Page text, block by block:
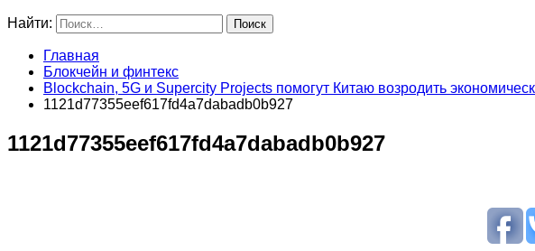
Найти:
Главная
Блокчейн и финтекс
Blockchain, 5G и Supercity Projects помогут Китаю возродить
1121d77355eef617fd4a7dabadb0b927
1121d77355eef617fd4a7dabadb0b927